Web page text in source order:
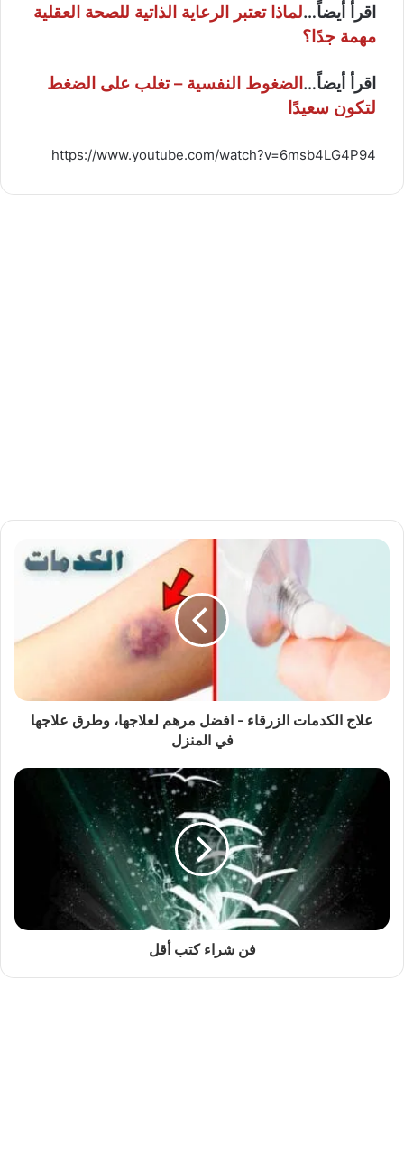
اقرأ أيضاً…لماذا تعتبر الرعاية الذاتية للصحة العقلية
مهمة جدًا؟
اقرأ أيضاً…الضغوط النفسية – تغلب على الضغط
لتكون سعيدًا
https://www.youtube.com/watch?v=6msb4LG4P94
علاج الكدمات الزرقاء - افضل مرهم لعلاجها، وطرق علاجها
في المنزل
فن شراء كتب أقل